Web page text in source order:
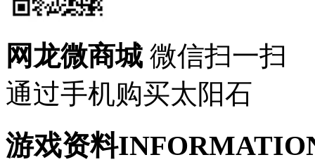
网龙微商城 微信扫一扫
通过手机购买太阳石
游戏资料